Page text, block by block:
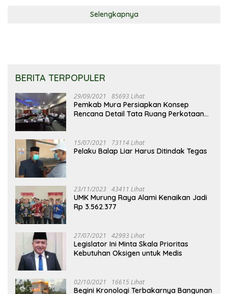
Selengkapnya
BERITA TERPOPULER
29/09/2021 85693 Lihat
Pemkab Mura Persiapkan Konsep
Rencana Detail Tata Ruang Perkotaan
15/07/2021 73114 Lihat
Pelaku Balap Liar Harus Ditindak Tegas
23/11/2023 43411 Lihat
UMK Murung Raya Alami Kenaikan Jadi
Rp 3.562.377
27/07/2021 42993 Lihat
Legislator Ini Minta Skala Prioritas
Kebutuhan Oksigen untuk Medis
02/10/2021 16615 Lihat
Begini Kronologi Terbakarnya Bangunan